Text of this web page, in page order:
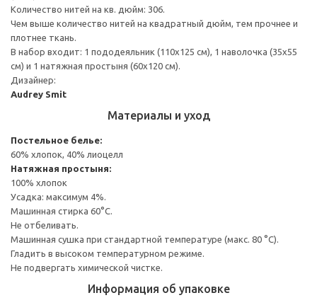
Количество нитей на кв. дюйм: 306.
Чем выше количество нитей на квадратный дюйм, тем прочнее и
плотнее ткань.
В набор входит: 1 пододеяльник (110x125 см), 1 наволочка (35x55
см) и 1 натяжная простыня (60x120 см).
Дизайнер:
Audrey Smit
Материалы и уход
Постельное белье:
60% хлопок, 40% лиоцелл
Натяжная простыня:
100% хлопок
Усадка: максимум 4%.
Машинная стирка 60°С.
Не отбеливать.
Машинная сушка при стандартной температуре (макс. 80 °C).
Гладить в высоком температурном режиме.
Не подвергать химической чистке.
Информация об упаковке